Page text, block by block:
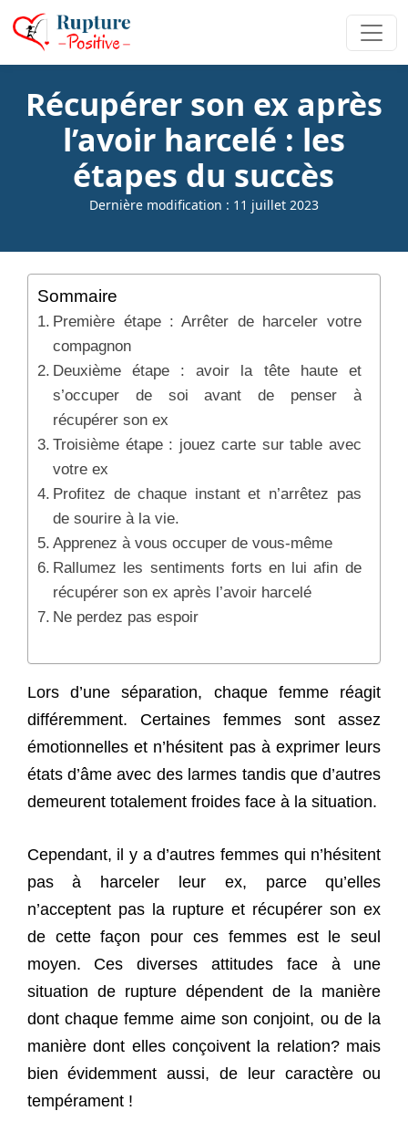
Récupérer son ex après
l’avoir harcelé : les
étapes du succès
Dernière modification : 11 juillet 2023
Sommaire
Première étape : Arrêter de harceler votre
compagnon
Deuxième étape : avoir la tête haute et
s’occuper de soi avant de penser à
récupérer son ex
Troisième étape : jouez carte sur table avec
votre ex
Profitez de chaque instant et n’arrêtez pas
de sourire à la vie.
Apprenez à vous occuper de vous-même
Rallumez les sentiments forts en lui afin de
récupérer son ex après l’avoir harcelé
Ne perdez pas espoir
Lors d’une séparation, chaque femme réagit
différemment. Certaines femmes sont assez
émotionnelles et n’hésitent pas à exprimer leurs
états d’âme avec des larmes tandis que d’autres
demeurent totalement froides face à la situation.
Cependant, il y a d’autres femmes qui n’hésitent
pas à harceler leur ex, parce qu’elles
n’acceptent pas la rupture et récupérer son ex
de cette façon pour ces femmes est le seul
moyen. Ces diverses attitudes face à une
situation de rupture dépendent de la manière
dont chaque femme aime son conjoint, ou de la
manière dont elles conçoivent la relation? mais
bien évidemment aussi, de leur caractère ou
tempérament !